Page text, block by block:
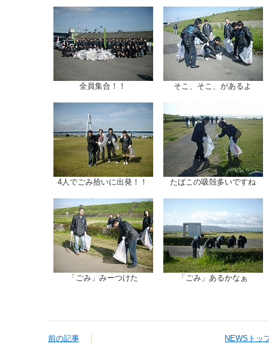
全員集合！！ そこ、そこ、があるよ
4人でごみ拾いに出発！！ たばこの吸殻多いですね
「ごみ」みーつけた 「ごみ」あるかなぁ
前の記事 NEWSトッ